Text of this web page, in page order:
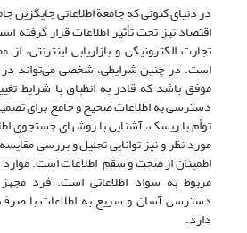
در دنیای کنونی که جامعة اطلاعاتی
اقتصاد نیز تحت تأثیر اطلاعات قرار گرفته
تجارت الکترونیکی و بازاریابی اینترنتی، از
است. در چنین شرایطی، شخصی می‌تواند
موفق باشد که قادر به انطباق با شرایط
دسترسی به اطلاعات صحیح و جامع برای
توأم با ریسک، آشنایی با روشهای جستجوی
مورد نظر و نیز توانایی تحلیل و بررسی
اطمینان از صحت و سقم اطلاعات است.
مربوط به سواد اطلاعاتی است. فرد مجهز
دسترسی آسان و سریع به اطلاعات با
دارد.